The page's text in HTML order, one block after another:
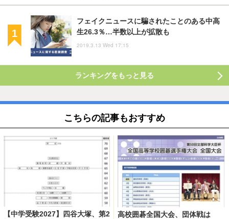
フェイクニュースに騙されたことのある中高
生26.3％…半数以上が拡散も
2019.3.13 Wed 17:15
ランキングをもっと見る
こちらの記事もおすすめ
【中学受験2027】四谷大塚、第2
高校囲碁全国大会、団体戦は